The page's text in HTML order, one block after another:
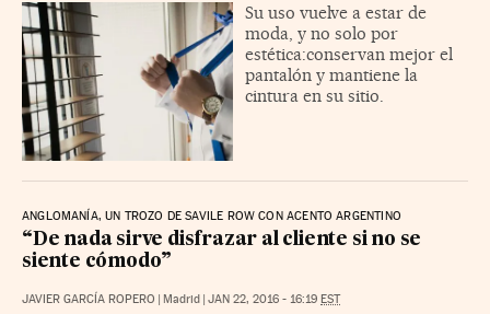
Su uso vuelve a estar de
moda, y no solo por
estética:conservan mejor el
pantalón y mantiene la
cintura en su sitio.
ANGLOMANÍA, UN TROZO DE SAVILE ROW CON ACENTO ARGENTINO
“De nada sirve disfrazar al cliente si no se
siente cómodo”
JAVIER GARCÍA ROPERO | Madrid | JAN 22, 2016 - 16:19 EST